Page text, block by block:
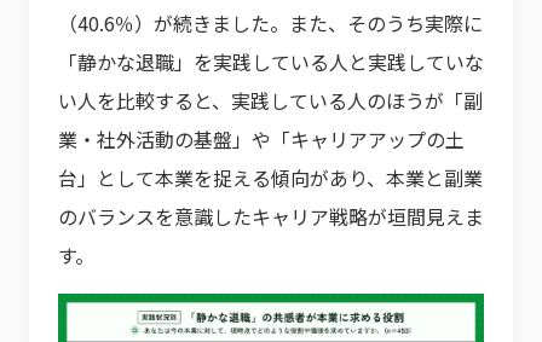
（40.6％）が続きました。また、そのうち実際に
「静かな退職」を実践している人と実践していな
い人を比較すると、実践している人のほうが「副
業・社外活動の基盤」や「キャリアアップの土
台」として本業を捉える傾向があり、本業と副業
のバランスを意識したキャリア戦略が垣間見えま
す。